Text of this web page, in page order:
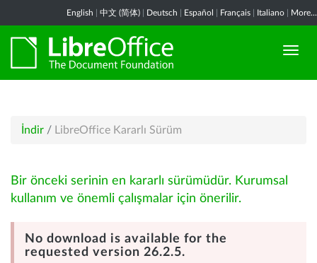
English 中文 (简体) Deutsch Español Français Italiano More...
İndir / LibreOffice Kararlı Sürüm
Bir önceki serinin en kararlı sürümüdür. Kurumsal
kullanım ve önemli çalışmalar için önerilir.
No download is available for the
requested version 26.2.5.